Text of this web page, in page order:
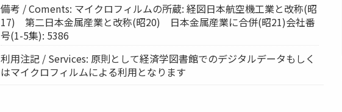
備考 / Coments: マイクロフィルムの所蔵: 経図日本航空機工業と改称(昭
17) 第二日本金属産業と改称(昭20) 日本金属産業に合併(昭21)会社番
号(1-5集): 5386
利用注記 / Services: 原則として経済学図書館でのデジタルデータもしく
はマイクロフィルムによる利用となります